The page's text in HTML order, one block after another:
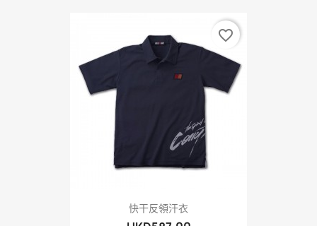
快干反領汗衣
favorite_border